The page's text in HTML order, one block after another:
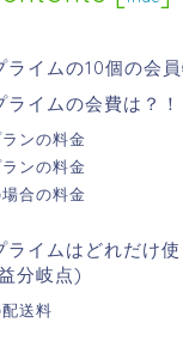
イムの10個の会
イムの会費は？！
ンの料金
ンの料金
合の料金
イムはどれだけ使
分岐点)
送料